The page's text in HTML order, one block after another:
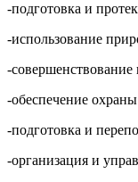
-подготовка и
-использование
-совершенствование
-обеспечение охраны
-подготовка и
-организация и